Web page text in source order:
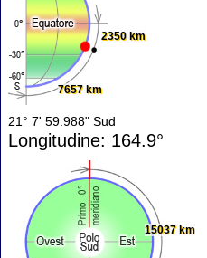
7657 km
2350 km
21° 7' 59.988" Sud
Longitudine: 164.9°
15037 km